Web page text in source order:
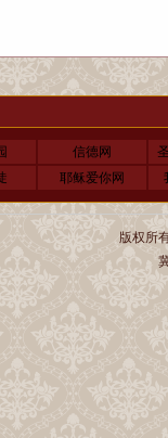
信德网
耶稣爱你网
版权所